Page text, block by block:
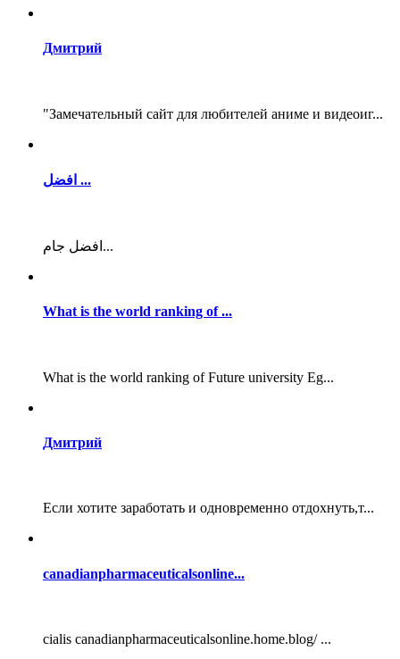
Дмитрий
"Замечательный сайт для любителей аниме и видеоиг...
افضل ...
افضل جام...
What is the world ranking of ...
What is the world ranking of Future university Eg...
Дмитрий
Если хотите заработать и одновременно отдохнуть,т...
canadianpharmaceuticalsonline...
cialis canadianpharmaceuticalsonline.home.blog/ ...